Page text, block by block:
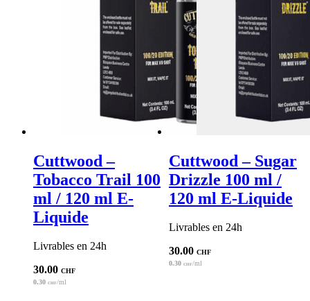
Cuttwood –
Tobacco Trail 100
ml / 120 ml E-
Liquide
Livrables en 24h
30.00 CHF
0.30 CHF/ml
Cuttwood – Sugar
Drizzle 100 ml /
120 ml E-Liquide
Livrables en 24h
30.00 CHF
0.30 CHF/ml